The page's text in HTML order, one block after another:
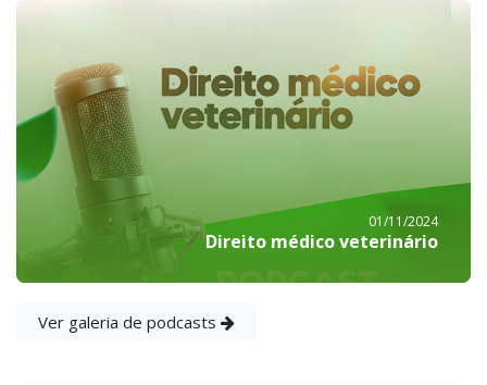
01/11/2024
Direito médico veterinário
Ver galeria de podcasts